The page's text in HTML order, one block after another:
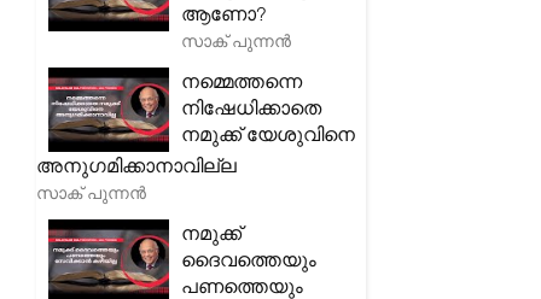
ആണോ?
സാക് പുന്നൻ
നമ്മെത്തന്നെ
നിഷേധിക്കാതെ
നമുക്ക് യേശുവിനെ
അനുഗമിക്കാനാവില്ല
സാക് പുന്നൻ
നമുക്ക്
ദൈവത്തെയും
പണത്തെയും